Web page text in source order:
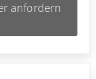
anfordern